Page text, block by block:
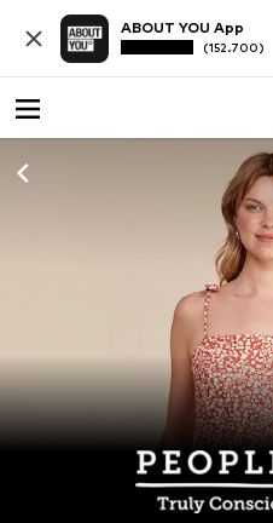
ABOUT YOU App
(152.700)